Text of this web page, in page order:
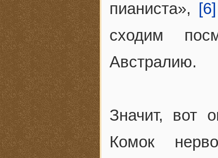
пианиста», [6]
сходим
Австралию.
Значит, вот
Комок